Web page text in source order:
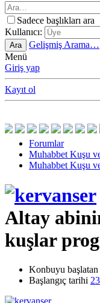
Sadece başlıkları ara
Kullanıcı:
Ara
Gelişmiş Arama…
Menü
Giriş yap
Kayıt ol
Forumlar
Muhabbet Kuşu
Muhabbet Kuşu
Altay
kuşlar
Konbuyu başlatan
Başlangıç tarihi